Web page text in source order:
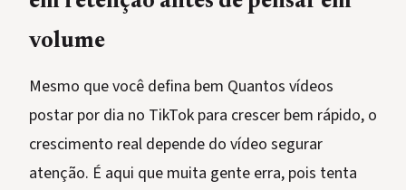
volume
Mesmo que você defina bem Quantos vídeos
postar por dia no TikTok para crescer bem rápido, o
crescimento real depende do vídeo segurar
atenção. É aqui que muita gente erra, pois tenta